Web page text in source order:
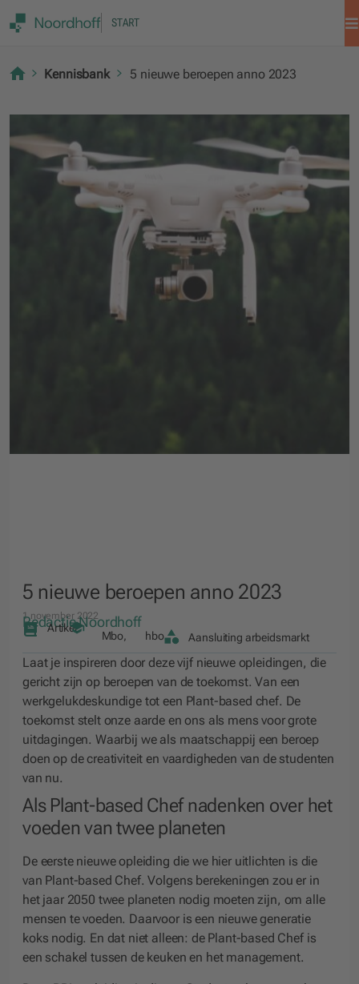
START
Kennisbank 5 nieuwe beroepen anno 2023
5 nieuwe beroepen anno 2023
1 november 2022
Redactie Noordhoff
Artikel
Mbo, hbo Aansluiting arbeidsmarkt
Laat je inspireren door deze vijf nieuwe opleidingen, die
gericht zijn op beroepen van de toekomst. Van een
werkgelukdeskundige tot een Plant-based chef. De
toekomst stelt onze aarde en ons als mens voor grote
uitdagingen. Waarbij we als maatschappij een beroep
doen op de creativiteit en vaardigheden van de studenten
van nu.
Als Plant-based Chef nadenken over het
voeden van twee planeten
De eerste nieuwe opleiding die we hier uitlichten is die
van Plant-based Chef. Volgens berekeningen zou er in
het jaar 2050 twee planeten nodig moeten zijn, om alle
mensen te voeden. Daarvoor is een nieuwe generatie
koks nodig. En dat niet alleen: de Plant-based Chef is
een schakel tussen de keuken en het management.